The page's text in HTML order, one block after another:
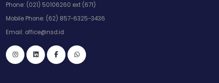
Phone: (021) 50106260 ext (671)
Mobile Phone: (62) 857-6325-3436
Email: office@nsd.id